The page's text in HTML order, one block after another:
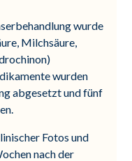
wurde
Milchsäure,
wurden
abgesetzt und fünf
Fotos und
nach der